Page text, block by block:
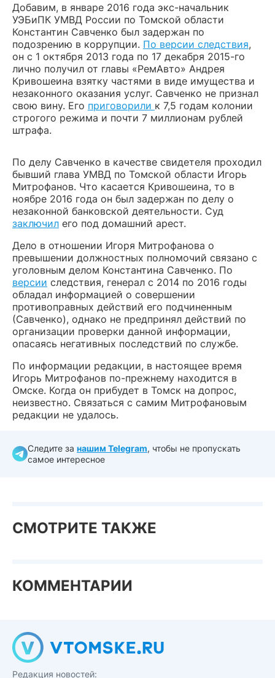
Добавим, в январе 2016 года экс-начальник
УЭБиПК УМВД России по Томской области
Константин Савченко был задержан по
подозрению в коррупции. По версии следствия,
он с 1 октября 2013 года по 17 декабря 2015-го
лично получил от главы «РемАвто» Андрея
Кривошеина взятку частями в виде имущества и
незаконного оказания услуг. Савченко не признал
свою вину. Его приговорили к 7,5 годам колонии
строгого режима и почти 7 миллионам рублей
штрафа.
По делу Савченко в качестве свидетеля проходил
бывший глава УМВД по Томской области Игорь
Митрофанов. Что касается Кривошеина, то в
ноябре 2016 года он был задержан по делу о
незаконной банковской деятельности. Суд
заключил его под домашний арест.
Дело в отношении Игоря Митрофанова о
превышении должностных полномочий связано с
уголовным делом Константина Савченко. По
версии следствия, генерал с 2014 по 2016 годы
обладал информацией о совершении
противоправных действий его подчиненным
(Савченко), однако не предпринял действий по
организации проверки данной информации,
опасаясь негативных последствий по службе.
По информации редакции, в настоящее время
Игорь Митрофанов по-прежнему находится в
Омске. Когда он прибудет в Томск на допрос,
неизвестно. Связаться с самим Митрофановым
редакции не удалось.
Следите за нашим Telegram, чтобы не пропускать
самое интересное
СМОТРИТЕ ТАКЖЕ
КОММЕНТАРИИ
Редакция новостей: